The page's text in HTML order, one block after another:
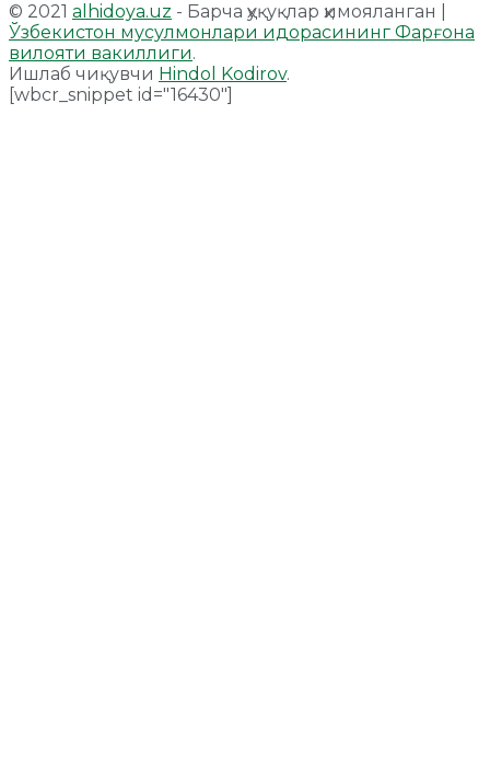
© 2021 alhidoya.uz - Барча ҳуқуқлар ҳимояланган |
Ўзбекистон мусулмонлари идорасининг Фарғона
вилояти вакиллиги.
Ишлаб чиқувчи Hindol Kodirov.
[wbcr_snippet id="16430"]